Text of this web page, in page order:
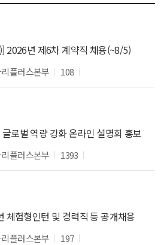
2026년 제6차 계약직 채용(~8/5)
플러스본부 108
로벌 역량 강화 온라인 설명회 홍보
플러스본부 1393
체험형인턴 및 경력직 등 공개채용
플러스본부 197